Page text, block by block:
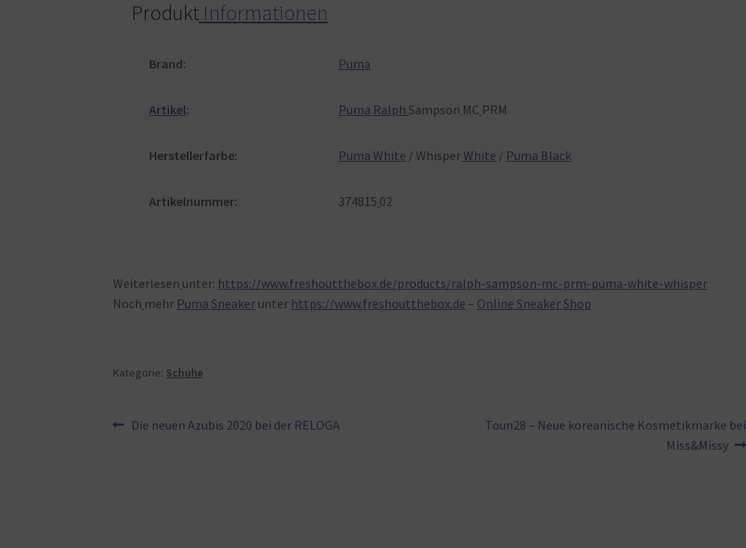
ProduktInformationen
Brand: Puma
Artikel: Puma Ralph Sampson MC PRM
Herstellerfarbe: Puma White / WhisperWhite / Puma Black
Artikelnummer: 374815 02
Weiterlesen unter: https://www.freshoutthebox.de/products/ralph-sampson-mc-prm-puma-white-whisper
Noch mehr Puma Sneaker unter https://www.freshoutthebox.de – Online Sneaker Shop
Kategorie: Schuhe
Beitragsnavigation
Vorheriger
Die neuen Azubis 2020 bei der RELOGA
Nächster
Toun28 – Neue koreanische Kosmetikmarke bei
Miss&Missy